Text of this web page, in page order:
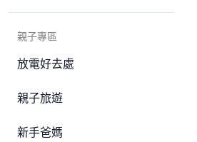
親子專區
放電好去處
親子旅遊
新手爸媽